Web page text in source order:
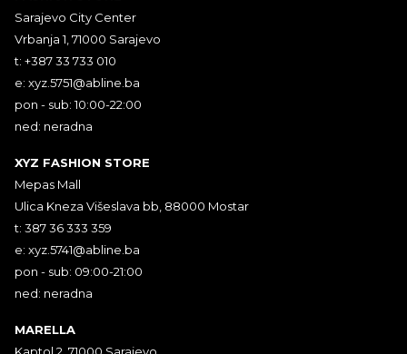
Sarajevo City Center
Vrbanja 1, 71000 Sarajevo
t: +387 33 733 010
e: xyz.5751@abline.ba
pon - sub: 10:00-22:00
ned: neradna
XYZ FASHION STORE
Mepas Mall
Ulica Kneza Višeslava bb, 88000 Mostar
t: 387 36 333 359
e: xyz.5741@abline.ba
pon - sub: 09:00-21:00
ned: neradna
MARELLA
Kaptol 2, 71000 Sarajevo